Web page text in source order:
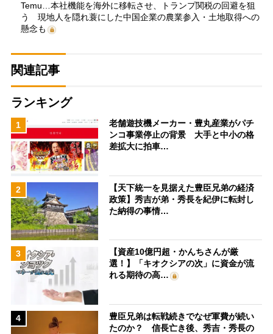
Temu…本社機能を海外に移転させ、トランプ関税の回避を狙
う 現地人を隠れ蓑にした中国企業の農業参入・土地取得への
懸念も
関連記事
ランキング
1
老舗遊技機メーカー・豊丸産業がパチ
ンコ事業停止の背景 大手と中小の格
差拡大に拍車…
2
【天下統一を見据えた豊臣兄弟の経済
政策】秀吉が弟・秀長を紀伊に転封し
た納得の事情…
3
【資産10億円超・かんちさんが厳
選！】「キオクシアの次」に資金が流
れる期待の高…
4
豊臣兄弟は転戦続きでなぜ軍費が続い
たのか？ 信長亡き後、秀吉・秀長の